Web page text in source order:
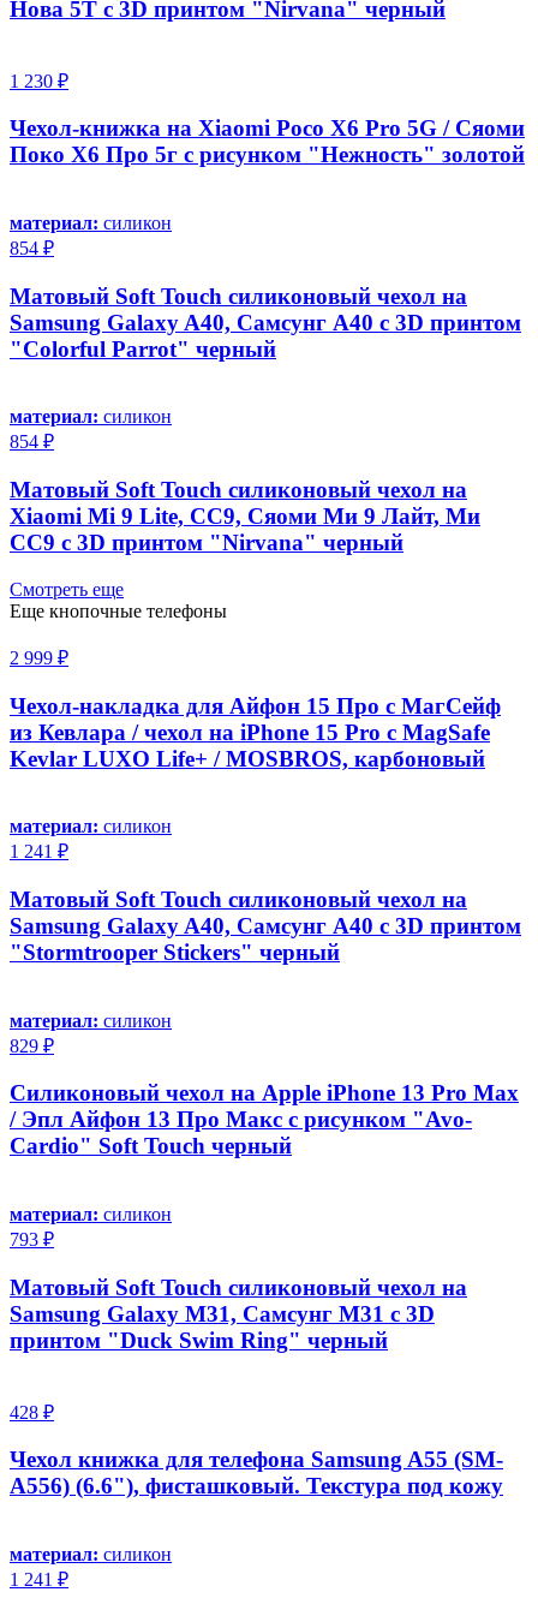
Нова 5Т с 3D принтом "Nirvana" черный
1 230 ₽
Чехол-книжка на Xiaomi Poco X6 Pro 5G / Сяоми
Поко Х6 Про 5г с рисунком "Нежность" золотой
материал: силикон
854 ₽
Матовый Soft Touch силиконовый чехол на
Samsung Galaxy A40, Самсунг А40 с 3D принтом
"Colorful Parrot" черный
материал: силикон
854 ₽
Матовый Soft Touch силиконовый чехол на
Xiaomi Mi 9 Lite, CC9, Сяоми Ми 9 Лайт, Ми
СС9 с 3D принтом "Nirvana" черный
Смотреть еще
Еще кнопочные телефоны
2 999 ₽
Чехол-накладка для Айфон 15 Про с МагСейф
из Кевлара / чехол на iPhone 15 Pro с MagSafe
Kevlar LUXO Life+ / MOSBROS, карбоновый
материал: силикон
1 241 ₽
Матовый Soft Touch силиконовый чехол на
Samsung Galaxy A40, Самсунг А40 с 3D принтом
"Stormtrooper Stickers" черный
материал: силикон
829 ₽
Силиконовый чехол на Apple iPhone 13 Pro Max
/ Эпл Айфон 13 Про Макс с рисунком "Avo-
Cardio" Soft Touch черный
материал: силикон
793 ₽
Матовый Soft Touch силиконовый чехол на
Samsung Galaxy M31, Самсунг М31 с 3D
принтом "Duck Swim Ring" черный
428 ₽
Чехол книжка для телефона Samsung A55 (SM-
A556) (6.6"), фисташковый. Текстура под кожу
материал: силикон
1 241 ₽